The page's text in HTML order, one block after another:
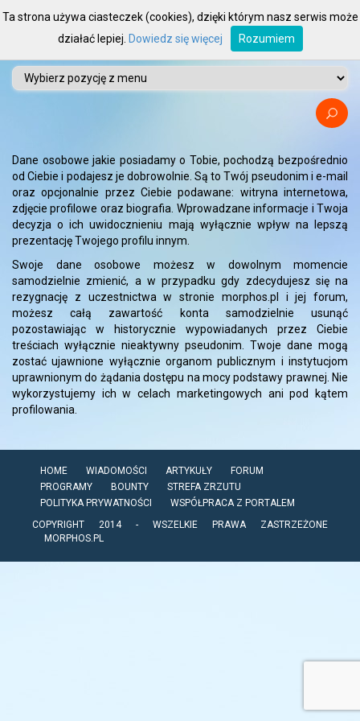
Dane osobowe jakie posiadamy o Tobie, pochodzą bezpośrednio
od Ciebie i podajesz je dobrowolnie. Są to Twój pseudonim i e-mail
oraz opcjonalnie przez Ciebie podawane: witryna internetowa,
zdjęcie profilowe oraz biografia. Wprowadzane informacje i Twoja
decyzja o ich uwidocznieniu mają wyłącznie wpływ na lepszą
prezentację Twojego profilu innym.
Swoje dane osobowe możesz w dowolnym momencie
samodzielnie zmienić, a w przypadku gdy zdecydujesz się na
rezygnację z uczestnictwa w stronie morphos.pl i jej forum,
możesz całą zawartość konta samodzielnie usunąć
pozostawiając w historycznie wypowiadanych przez Ciebie
treściach wyłącznie nieaktywny pseudonim. Twoje dane mogą
zostać ujawnione wyłącznie organom publicznym i instytucjom
uprawnionym do żądania dostępu na mocy podstawy prawnej. Nie
wykorzystujemy ich w celach marketingowych ani pod kątem
profilowania.
HOME WIADOMOŚCI ARTYKUŁY
FORUM
PROGRAMY
BOUNTY
STREFA ZRZUTU
POLITYKA PRYWATNOŚCI
WSPÓŁPRACA Z PORTALEM
COPYRIGHT 2014 - WSZELKIE PRAWA ZASTRZEŻONE
MORPHOS.PL
Ta strona używa ciasteczek (cookies), dzięki którym nasz serwis może
działać lepiej. Dowiedz się więcej Rozumiem